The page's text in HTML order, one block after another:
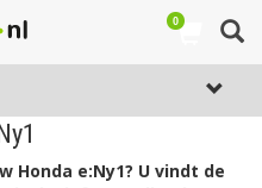
0
Honda e:Ny1? U vindt de